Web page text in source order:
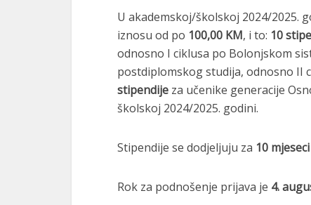
U akademskoj/školskoj 2024/2025.
iznosu od po 100,00 KM, i to: 10
odnosno I ciklusa po Bolonjskom
postdiplomskog studija, odnosno II
stipendije za učenike generacije
školskoj 2024/2025. godini.
Stipendije se dodjeljuju za 10 mjeseci
Rok za podnošenje prijava je 4.